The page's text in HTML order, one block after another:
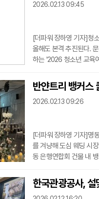
선발한다. 창업 7년 이내
2026.02.13 09:45
[더파워 장하영 기자]청
올해도 본격 추진된다.
하는 '2026 청소년 교육
체험학습을 활성화하기
교 대상 '문화관광 체험
사 최대 1만1000명에게
반얀트리 뱅커스
2026.02.13 09:26
[더파워 장하영 기자]명
를 겨냥해 도심 웨딩 시
동 은행연합회 건물 내
치한 베뉴로, 뛰어난 접
은 반얀트리 서울 웨딩
한국관광공사,